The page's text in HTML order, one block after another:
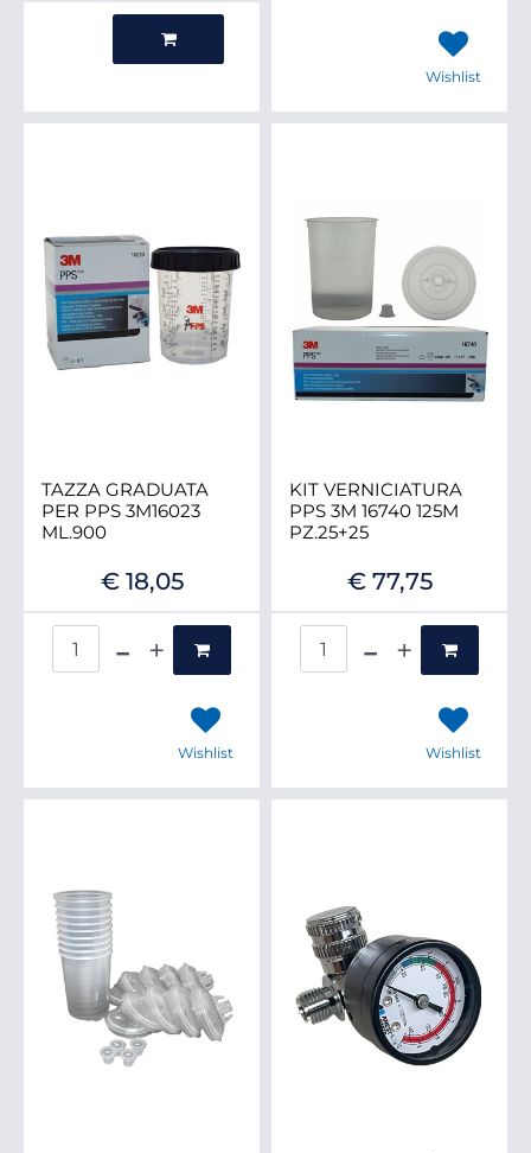
Wishlist
TAZZA GRADUATA
PER PPS 3M16023
ML.900
€ 18,05
Wishlist
KIT VERNICIATURA
PPS 3M 16740 125M
PZ.25+25
€ 77,75
Wishlist